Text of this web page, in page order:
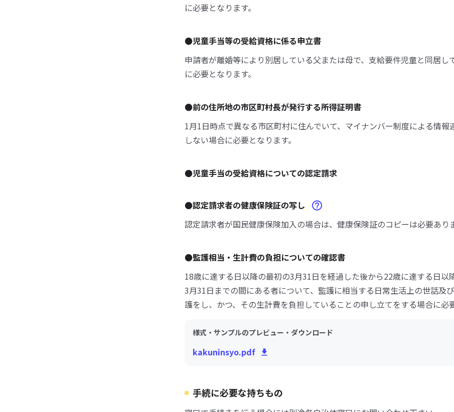
に必要となります。
●児童手当等の受給資格に係る申立書
申請者が離婚等により別居している父または母で、支給要件児童と同居し
に必要となります。
●前の住所地の市区町村長が発行する所得証明書
1月1日時点で異なる市区町村に住んでいて、マイナンバー制度による情報
しない場合に必要となります。
●児童手当の受給資格についての認定請求
●認定請求者の健康保険証の写し
認定請求者が国民健康保険加入の場合は、健康保険証のコピーは必要あり
●監護相当・生計費の負担についての確認書
18歳に達する日以降の最初の3月31日を経過した後から22歳に達する日以
3月31日までの間にある者について、監護に相当する日常生活上の世話及
護をし、かつ、その生計費を負担していることの申し立てをする場合に必
様式・サンプルのプレビュー・ダウンロード
kakuninsyo.pdf
手続に必要な持ちもの